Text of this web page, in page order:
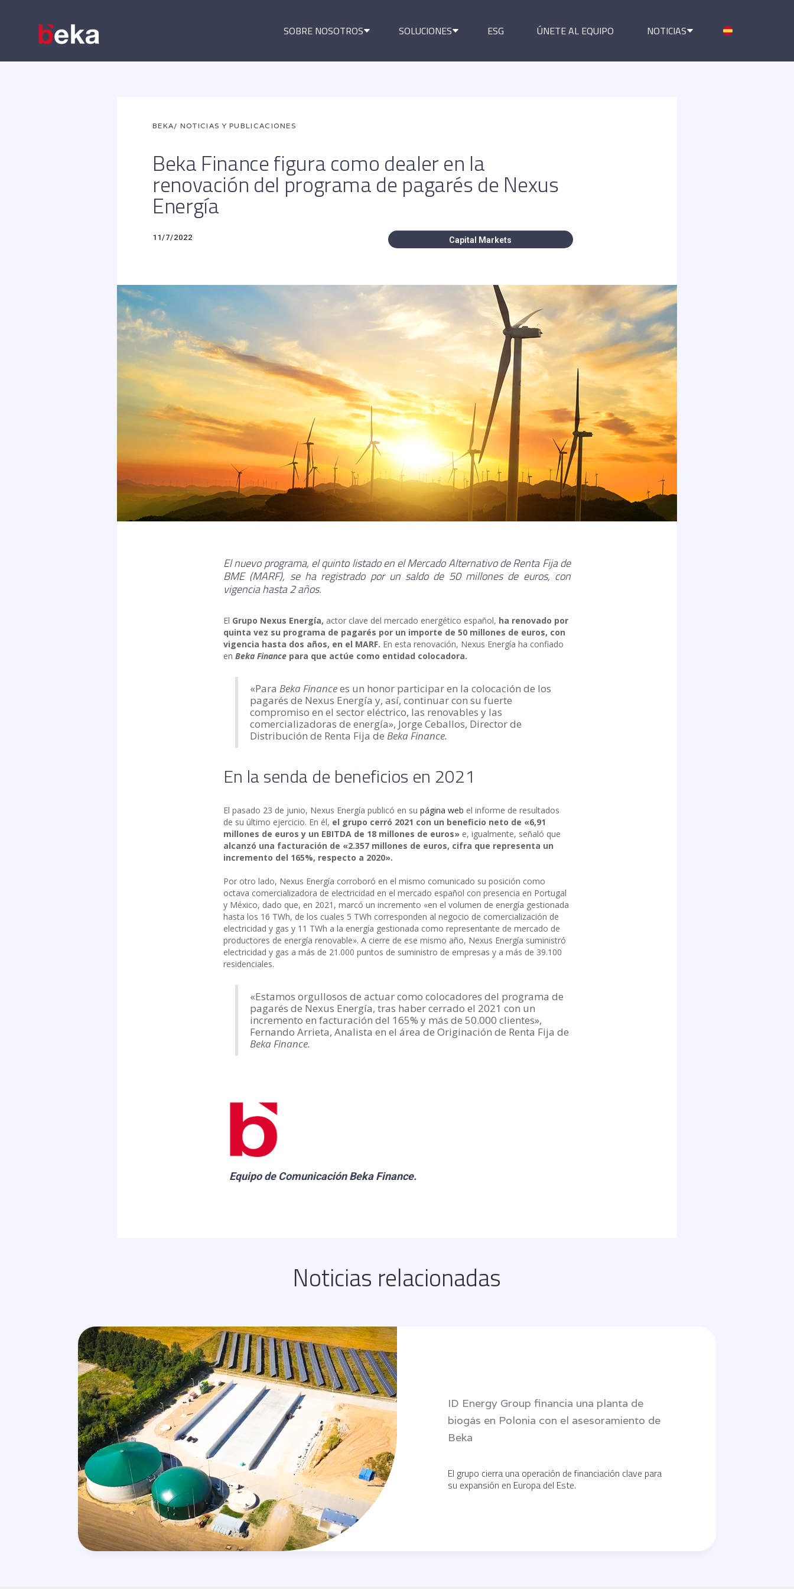
SOBRE NOSOTROS SOLUCIONES ESG ÚNETE AL EQUIPO NOTICIAS
BEKA/ NOTICIAS Y PUBLICACIONES
Beka Finance figura como dealer en la
renovación del programa de pagarés de Nexus
Energía
11/7/2022 Capital Markets
El nuevo programa, el quinto listado en el Mercado Alternativo de Renta Fija de
BME (MARF), se ha registrado por un saldo de 50 millones de euros, con
vigencia hasta 2 años.
El Grupo Nexus Energía, actor clave del mercado energético español, ha renovado por
quinta vez su programa de pagarés por un importe de 50 millones de euros, con
vigencia hasta dos años, en el MARF. En esta renovación, Nexus Energía ha confiado
en Beka Finance para que actúe como entidad colocadora.
«Para Beka Financees un honor participar en la colocación de los
pagarés de Nexus Energía y, así, continuar con su fuerte
compromiso en el sector eléctrico, las renovables y las
comercializadoras de energía», Jorge Ceballos, Director de
Distribución de Renta Fija de Beka Finance.
En la senda de beneficios en 2021
El pasado 23 de junio, Nexus Energía publicó en su página web el informe de resultados
de su último ejercicio. En él, el grupo cerró 2021 con un beneficio neto de «6,91
millones de euros y un EBITDA de 18 millones de euros» e, igualmente, señaló que
alcanzó una facturación de «2.357 millones de euros, cifra que representa un
incremento del 165%, respecto a 2020».
Por otro lado, Nexus Energía corroboró en el mismo comunicado su posición como
octava comercializadora de electricidad en el mercado español con presencia en Portugal
y México, dado que, en 2021, marcó un incremento «en el volumen de energía gestionada
hasta los 16 TWh, de los cuales 5 TWh corresponden al negocio de comercialización de
electricidad y gas y 11 TWh a la energía gestionada como representante de mercado de
productores de energía renovable». A cierre de ese mismo año, Nexus Energía suministró
electricidad y gas a más de 21.000 puntos de suministro de empresas y a más de 39.100
residenciales.
«Estamos orgullosos de actuar como colocadores del programa de
pagarés de Nexus Energía, tras haber cerrado el 2021 con un
incremento en facturación del 165% y más de 50.000 clientes»,
Fernando Arrieta, Analista en el área de Originación de Renta Fija de
Beka Finance.
Equipo de ComunicaciónBeka Finance.
Noticias relacionadas
ID Energy Group financia una planta de
biogás en Polonia con el asesoramiento de
Beka
El grupo cierra una operación de financiación clave para
su expansión en Europa del Este.